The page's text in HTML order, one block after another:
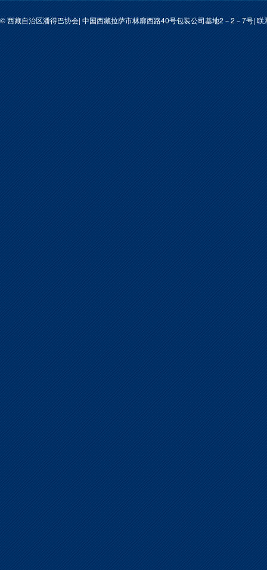
© 西藏自治区潘得巴协会| 中国西藏拉萨市林廓西路40号包装公司基地2－2－7号|